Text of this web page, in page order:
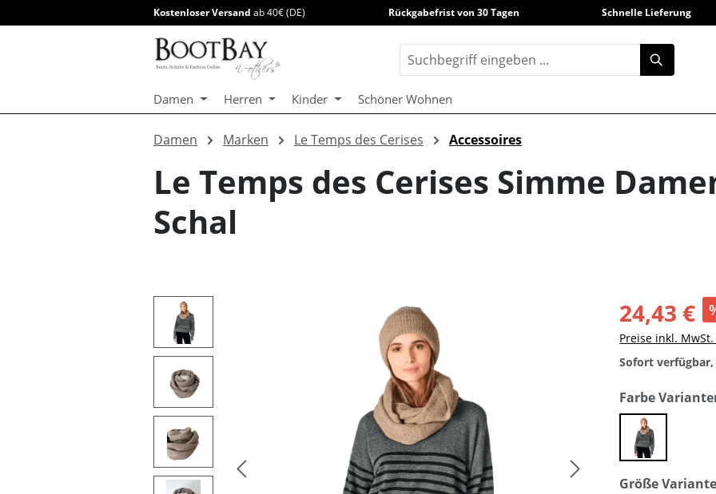
Zur Hauptnavigation springen
Kostenloser Versand ab 40€ (DE) Rückgabefrist von 30 Tagen Schnelle Lieferung
Damen Herren Kinder Schöner Wohnen
Damen Marken Le Temps des Cerises Accessoires
Le Temps des Cerises Simme
Schal
Bildergalerie überspringen 24,43 €
Preise inkl.
Sofort
Farbe
taupe
Größe